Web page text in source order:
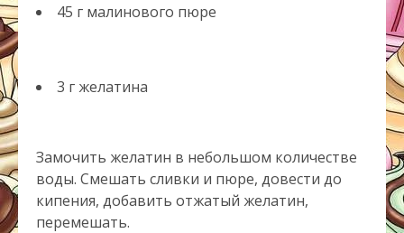
45 г малинового пюре
3 г желатина
Замочить желатин в небольшом количестве
воды. Смешать сливки и пюре, довести до
кипения, добавить отжатый желатин,
перемешать.